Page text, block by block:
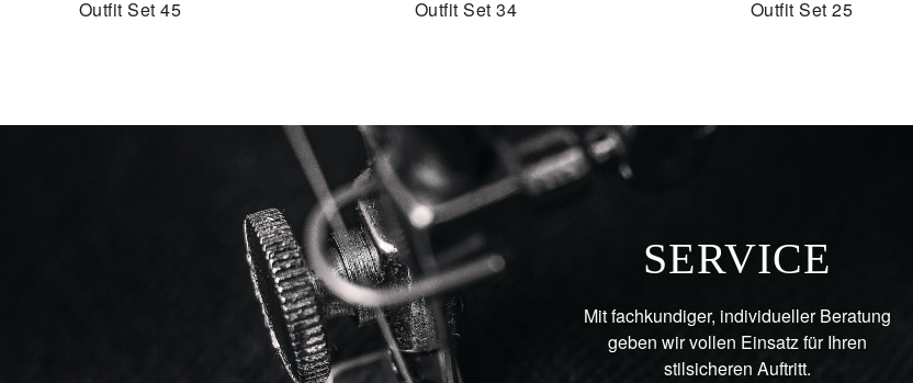
Outfit Set 45 Outfit Set 34 Outfit Set 25
SERVICE
Mit fachkundiger, individueller Beratung
geben wir vollen Einsatz für Ihren
stilsicheren Auftritt.